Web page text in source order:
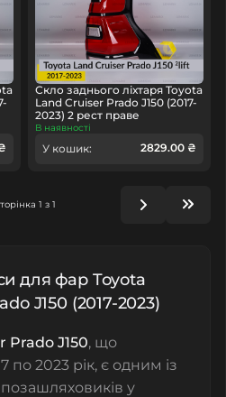
Скло заднього ліхтаря Toyota
Land Cruiser Prado J150 (2017-
2023) 2 рест праве
В наявності
У кошик: 2829.00 ₴
1 з 1
для фар Toyota
J150 (2017-2023)
Prado J150, що
по 2023 рік, є одним із
у